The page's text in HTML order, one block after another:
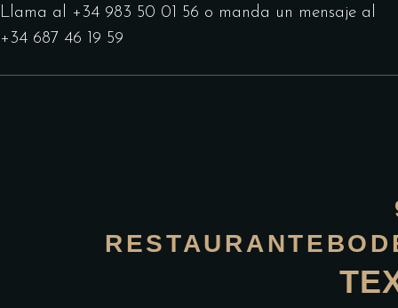
Llama al +34 983 50 01 56 o manda un mensaje al
+34 687 46 19 59